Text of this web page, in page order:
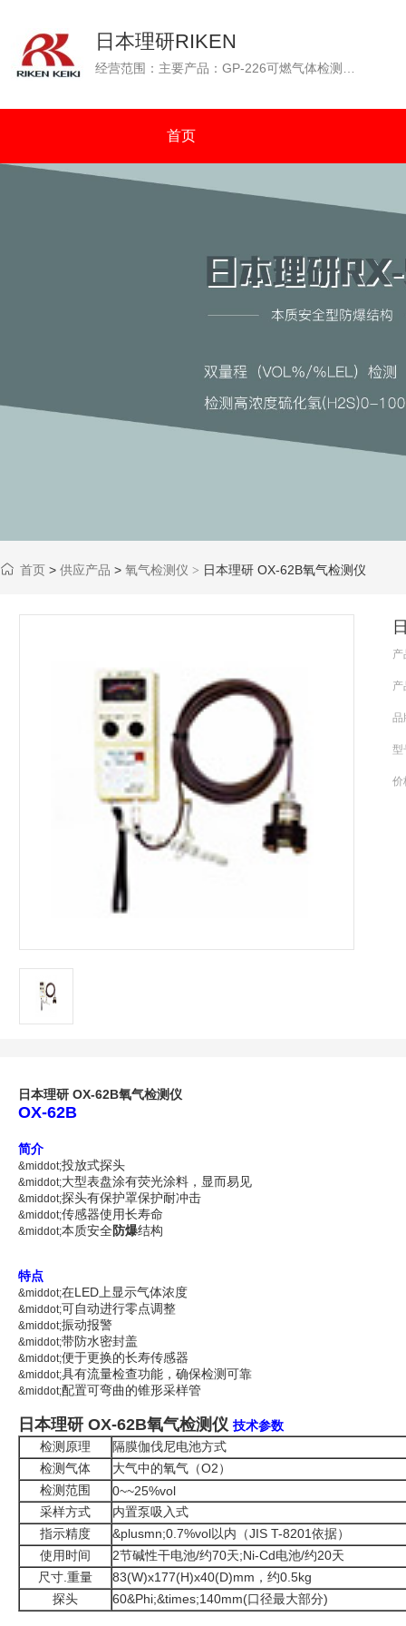
日本理研RIKEN
首页
首页 > 供应产品 > 氧气检测仪 > 日本理研 OX-62B氧气检测仪
产
产
品
型
价
日本理研 OX-62B氧气检测仪
OX-62B
简介
&middot;投放式探头
&middot;大型表盘涂有荧光涂料，显而易见
&middot;探头有保护罩保护耐冲击
&middot;传感器使用长寿命
&middot;本质安全防爆结构
特点
&middot;在LED上显示气体浓度
&middot;可自动进行零点调整
&middot;振动报警
&middot;带防水密封盖
&middot;便于更换的长寿传感器
&middot;具有流量检查功能，确保检测可靠
&middot;配置可弯曲的锥形采样管
日本理研 OX-62B氧气检测仪 技术参数
检测原理
隔膜伽伐尼电池方式
检测气体
大气中的氧气（O2）
检测范围
0~~25%vol
采样方式
内置泵吸入式
指示精度
&plusmn;0.7%vol以内（JIS T-8201依据）
使用时间
2节碱性干电池/约70天;Ni-Cd电池/约20天
尺寸.重量
83(W)x177(H)x40(D)mm，约0.5kg
探头
60&Phi;&times;140mm(口径最大部分)